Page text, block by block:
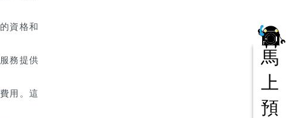
資格和
務提供
用。這
馬
上
預